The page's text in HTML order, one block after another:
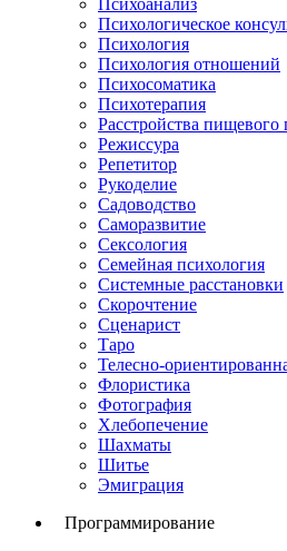
Психологическое
Психология
Психология отношений
Психосоматика
Психотерапия
Расстройства пищевого
Режиссура
Репетитор
Рукоделие
Садоводство
Саморазвитие
Сексология
Семейная психология
Системные расстановки
Скорочтение
Сценарист
Таро
Телесно-
Флористика
Фотография
Хлебопечение
Шахматы
Шитье
Эмиграция
Программирование